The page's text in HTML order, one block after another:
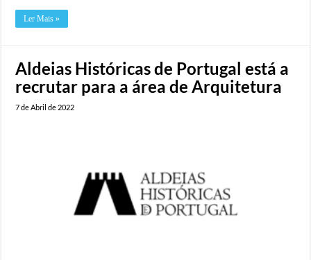
Ler Mais »
Aldeias Históricas de Portugal está a
recrutar para a área de Arquitetura
7 de Abril de 2022